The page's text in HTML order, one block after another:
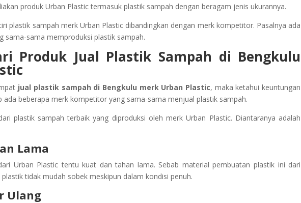
produk Urban Plastic termasuk plastik sampah dengan beragam jenis ukurannya.
plastik sampah merk Urban Plastic dibandingkan dengan merk kompetitor. Pasalnya ada
sama-sama memproduksi plastik sampah.
Produk Jual Plastik Sampah di Bengkulu
jual plastik sampah di Bengkulu merk Urban Plastic, maka ketahui keuntungan
ada beberapa merk kompetitor yang sama-sama menjual plastik sampah.
plastik sampah terbaik yang diproduksi oleh merk Urban Plastic. Diantaranya adalah
Lama
Urban Plastic tentu kuat dan tahan lama. Sebab material pembuatan plastik ini dari
plastik tidak mudah sobek meskipun dalam kondisi penuh.
Ulang